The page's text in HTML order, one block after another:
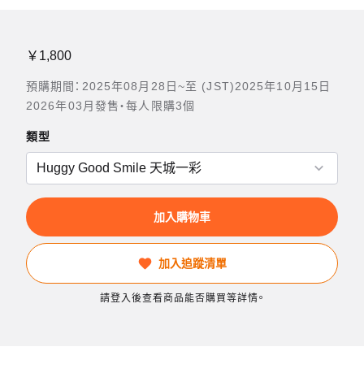
￥1,800
預購期間：2025年08月28日~至 (JST)2025年10月15日
2026年03月發售・每人限購3個
類型
加入購物車
加入追蹤清單
請登入後查看商品能否購買等詳情。